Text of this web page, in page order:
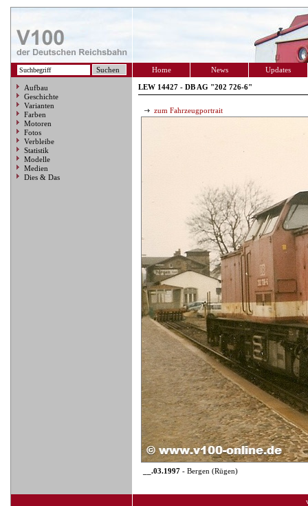
Home News Updates
Aufbau
Geschichte
Varianten
Farben
Motoren
Fotos
Verbleibe
Statistik
Modelle
Medien
Dies & Das
LEW 14427 - DB AG "202 726-6"
zum Fahrzeugportrait
__.03.1997 - Bergen (Rügen)